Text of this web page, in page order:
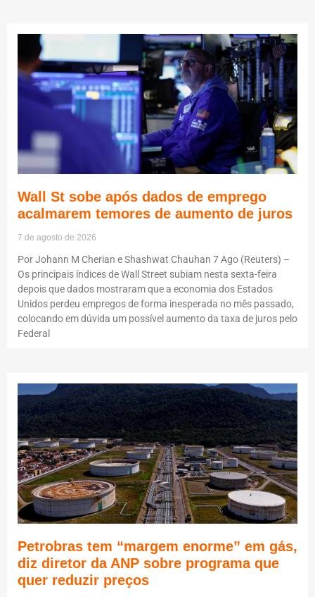
Wall St sobe após dados de emprego
acalmarem temores de aumento de juros
7 de agosto de 2026
Por Johann M Cherian e Shashwat Chauhan 7 Ago (Reuters) –
Os principais índices de Wall Street subiam nesta sexta-feira
depois que dados mostraram que a economia dos Estados
Unidos perdeu empregos de forma inesperada no mês passado,
colocando em dúvida um possível aumento da taxa de juros pelo
Federal
Petrobras tem “margem enorme” em gás,
diz diretor da ANP sobre programa que
quer reduzir preços